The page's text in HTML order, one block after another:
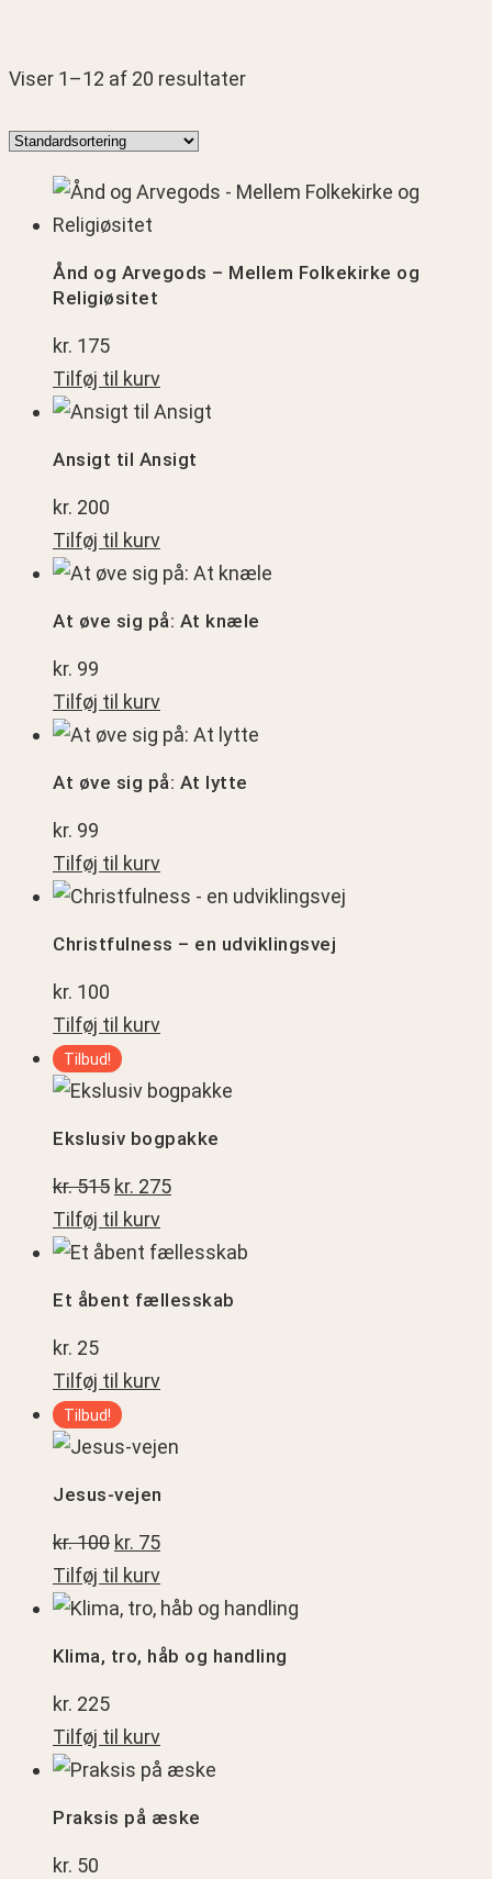
Viser 1–12 af 20 resultater
Ånd
og
Arvegods
–
Folkekirke
og
Religiøsitet
Ånd og Arvegods – Mellem Folkekirke og
Religiøsitet
kr. 175
Tilføj til kurv
Ansigt
Ansigt
Ansigt til Ansigt
kr. 200
Tilføj til kurv
At
på:
At
knæle
At øve sig på: At knæle
kr. 99
Tilføj til kurv
At
på:
At
lytte
At øve sig på: At lytte
kr. 99
Tilføj til kurv
Christfulness
udviklingsvej
Christfulness – en udviklingsvej
kr. 100
Tilføj til kurv
Tilbud!
Ekslusiv
Ekslusiv bogpakke
kr.515 Den
oprindelige
pris
kr. 275Den
pris
Tilføj til kurv
Et
åbent
Et åbent fællesskab
kr. 25
Tilføj til kurv
Tilbud!
Jesus-
Jesus-vejen
kr.100 Den
oprindelige
pris
kr. 100.
kr. 75Den
aktuelle
pris
er:
kr. 75.
Tilføj til kurv
Klima,
og
handling
Klima, tro, håb og handling
kr. 225
Tilføj til kurv
Praksis
Praksis på æske
kr. 50